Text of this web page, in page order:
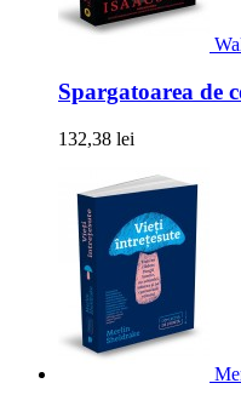
Spargatoarea de
132,38 lei